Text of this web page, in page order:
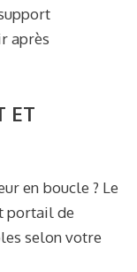
après
ET
en boucle ? Le
portail de
selon votre